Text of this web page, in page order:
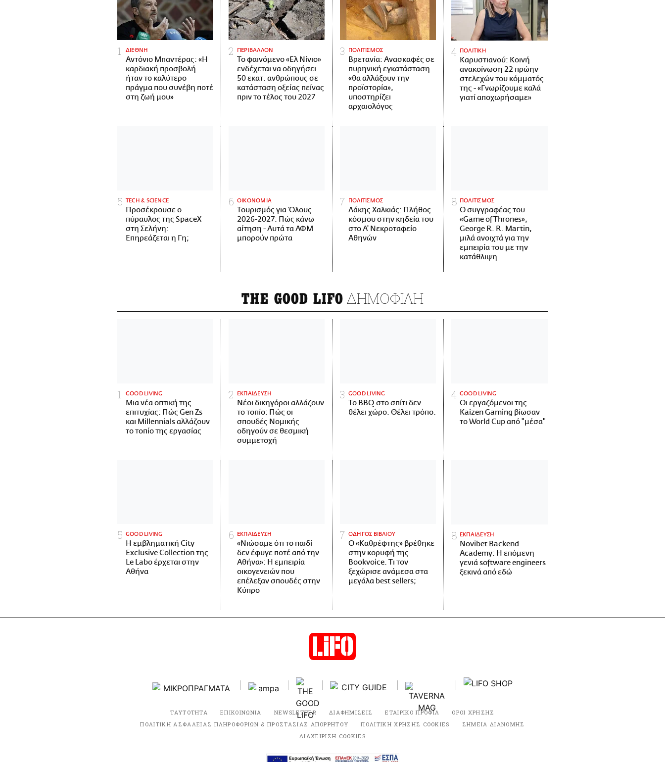
ΔΙΕΘΝΗ
Αντόνιο Μπαντέρας: «Η
καρδιακή προσβολή
ήταν το καλύτερο
πράγμα που συνέβη ποτέ
στη ζωή μου»
ΠΕΡΙΒΑΛΛΟΝ
Το φαινόμενο «Ελ Νίνιο»
ενδέχεται να οδηγήσει
50 εκατ. ανθρώπους σε
κατάσταση οξείας πείνας
πριν το τέλος του 2027
ΠΟΛΙΤΙΣΜΟΣ
Βρετανία: Ανασκαφές σε
πυρηνική εγκατάσταση
«θα αλλάξουν την
προϊστορία»,
υποστηρίζει
αρχαιολόγος
ΠΟΛΙΤΙΚΗ
Καρυστιανού: Κοινή
ανακοίνωση 22 πρώην
στελεχών του κόμματός
της - «Γνωρίζουμε καλά
γιατί αποχωρήσαμε»
ΤECH & SCIENCE
Προσέκρουσε ο
πύραυλος της SpaceX
στη Σελήνη:
Επηρεάζεται η Γη;
ΟΙΚΟΝΟΜΙΑ
Τουρισμός για Όλους
2026-2027: Πώς κάνω
αίτηση - Αυτά τα ΑΦΜ
μπορούν πρώτα
ΠΟΛΙΤΙΣΜΟΣ
Λάκης Χαλκιάς: Πλήθος
κόσμου στην κηδεία του
στο Α' Νεκροταφείο
Αθηνών
ΠΟΛΙΤΙΣΜΟΣ
Ο συγγραφέας του
«Game of Thrones»,
George R. R. Martin,
μιλά ανοιχτά για την
εμπειρία του με την
κατάθλιψη
THE GOOD LIFO ΔΗΜΟΦΙΛΗ
GOOD LIVING
Μια νέα οπτική της
επιτυχίας: Πώς Gen Zs
και Millennials αλλάζουν
το τοπίο της εργασίας
ΕΚΠΑΙΔΕΥΣΗ
Νέοι δικηγόροι αλλάζουν
το τοπίο: Πώς οι
σπουδές Νομικής
οδηγούν σε θεσμική
συμμετοχή
GOOD LIVING
Το BBQ στο σπίτι δεν
θέλει χώρο. Θέλει τρόπο.
GOOD LIVING
Οι εργαζόμενοι της
Kaizen Gaming βίωσαν
το World Cup από "μέσα"
GOOD LIVING
Η εμβληματική City
Exclusive Collection της
Le Labo έρχεται στην
Αθήνα
ΕΚΠΑΙΔΕΥΣΗ
«Νιώσαμε ότι το παιδί
δεν έφυγε ποτέ από την
Αθήνα»: Η εμπειρία
οικογενειών που
επέλεξαν σπουδές στην
Κύπρο
ΟΔΗΓΟΣ ΒΙΒΛΙΟΥ
Ο «Καθρέφτης» βρέθηκε
στην κορυφή της
Bookvoice. Τι τον
ξεχώρισε ανάμεσα στα
μεγάλα best sellers;
ΕΚΠΑΙΔΕΥΣΗ
Novibet Backend
Academy: Η επόμενη
γενιά software engineers
ξεκινά από εδώ
ΤΑΥΤΟΤΗΤΑ ΕΠΙΚΟΙΝΩΝΙΑ NEWSLETTER ΔΙΑΦΗΜΙΣΕΙΣ ΕΤΑΙΡΙΚΟ ΠΡΟΦΙΛ
ΟΡΟΙ ΧΡΗΣΗΣ
ΠΟΛΙΤΙΚΗ ΑΣΦΑΛΕΙΑΣ ΠΛΗΡΟΦΟΡΙΩΝ & ΠΡΟΣΤΑΣΙΑΣ ΑΠΟΡΡΗΤΟΥ
ΠΟΛΙΤΙΚΗ ΧΡΗΣΗΣ COOKIES
ΣΗΜΕΙΑ ΔΙΑΝΟΜΗΣ
ΔΙΑΧΕΙΡΙΣΗ COOKIES